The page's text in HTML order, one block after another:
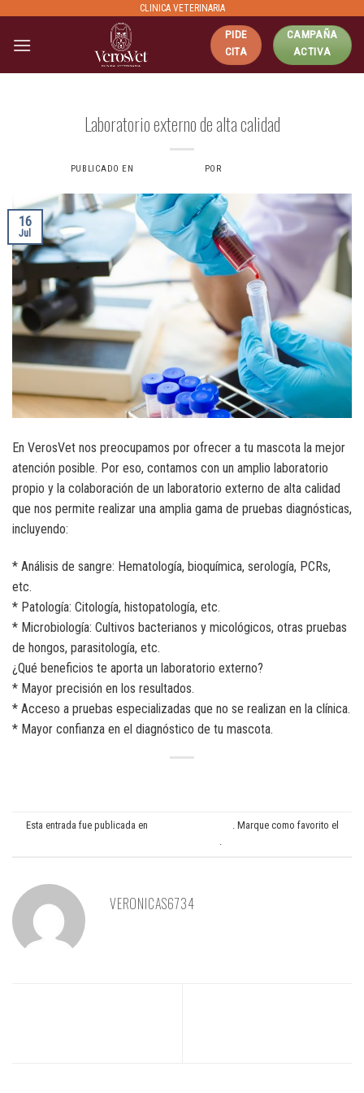
content
CLINICA VETERINARIA
PIDE
CITA
CAMPAÑA
ACTIVA
Laboratorio externo de alta calidad
PUBLICADO EN POR
16
Jul
En VerosVet nos preocupamos por ofrecer a tu mascota la mejor
atención posible. Por eso, contamos con un amplio laboratorio
propio y la colaboración de un laboratorio externo de alta calidad
que nos permite realizar una amplia gama de pruebas diagnósticas,
incluyendo:
* Análisis de sangre: Hematología, bioquímica, serología, PCRs,
etc.
* Patología: Citología, histopatología, etc.
* Microbiología: Cultivos bacterianos y micológicos, otras pruebas
de hongos, parasitología, etc.
¿Qué beneficios te aporta un laboratorio externo?
* Mayor precisión en los resultados.
* Acceso a pruebas especializadas que no se realizan en la clínica.
* Mayor confianza en el diagnóstico de tu mascota.
Esta entrada fue publicada en
. Marque como favorito el
.
VERONICAS6734